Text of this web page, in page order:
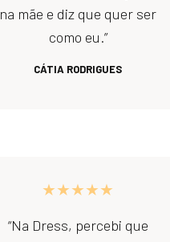
na mãe e diz que quer ser
como eu.”
CÁTIA RODRIGUES
★★★★★
“Na Dress, percebi que